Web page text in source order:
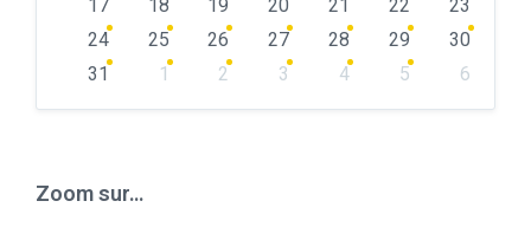
17
18 19 20 21 22
23
24
25 26 27 28 29
30
31
1 2 3 4 5
6
Zoom sur…